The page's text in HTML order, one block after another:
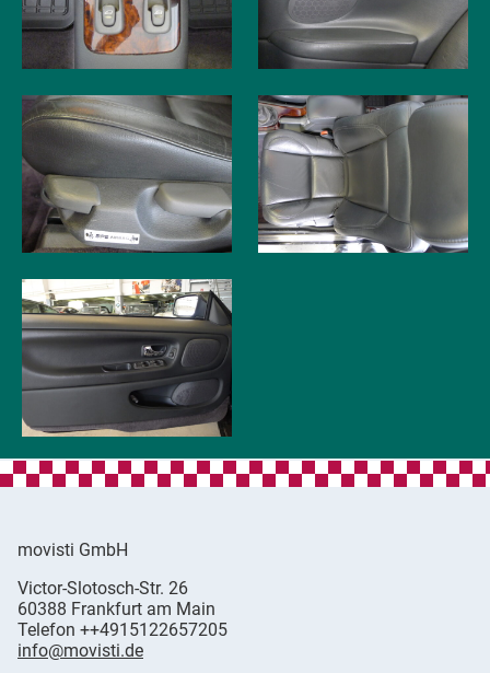
movisti GmbH
classic
automobiles
Victor-Slotosch-Str. 26
60388 Frankfurt am Main
Germany
Telefon ++4915122657205
info@movisti.de